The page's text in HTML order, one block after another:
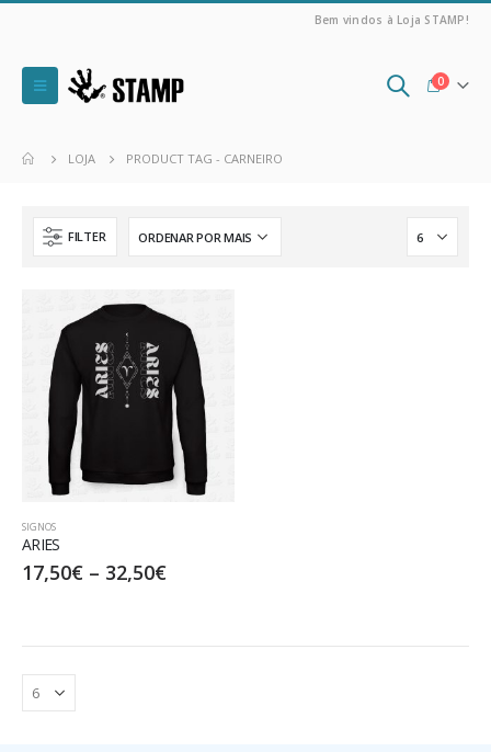
Bem vindos à Loja STAMP!
0
LOJA PRODUCT TAG - CARNEIRO
FILTER
SIGNOS
ARIES
17,50€ – 32,50€